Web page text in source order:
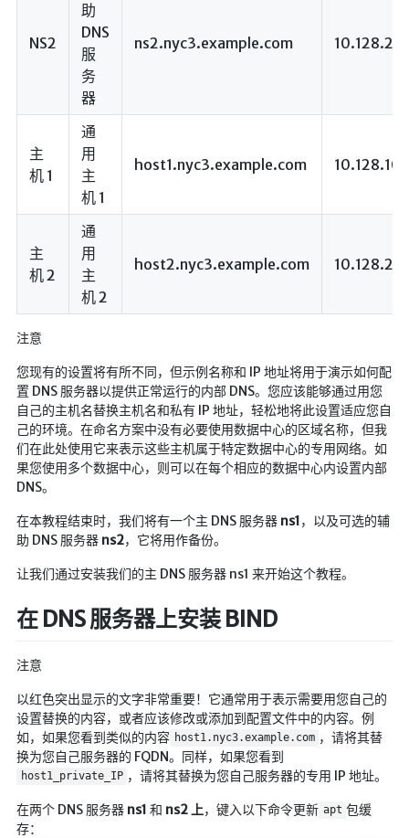
NS2
助
DNS
服
务
器
ns2.nyc3.example.com
主
机 1
通
用
主
机 1
host1.nyc3.example.com
主
机 2
通
用
主
机 2
host2.nyc3.example.com
注意
您现有的设置将有所不同，但示例名称和 IP 地址将用于演示如何配
置 DNS 服务器以提供正常运行的内部 DNS。您应该能够通过用您
自己的主机名替换主机名和私有 IP 地址，轻松地将此设置适应您自
己的环境。在命名方案中没有必要使用数据中心的区域名称，但我
们在此处使用它来表示这些主机属于特定数据中心的专用网络。如
果您使用多个数据中心，则可以在每个相应的数据中心内设置内部
DNS。
在本教程结束时，我们将有一个主 DNS 服务器 ns1 ，以及可选的辅
助 DNS 服务器 ns2，它将用作备份。
让我们通过安装我们的主 DNS 服务器 ns1 来开始这个教程。
在 DNS 服务器上安装 BIND
注意
以红色突出显示的文字非常重要！它通常用于表示需要用您自己的
设置替换的内容，或者应该修改或添加到配置文件中的内容。例
如，如果您看到类似的内容 host1.nyc3.example.com ，请将其替
换为您自己服务器的 FQDN。同样，如果您看到
host1_private_IP ，请将其替换为您自己服务器的专用 IP 地址。
在两个 DNS 服务器 ns1 和 ns2 上，键入以下命令更新 apt 包缓
存：
LaTeX公式编辑器
Mathlab教学
Web 技术教程
ffmpeg学习
VIP资源下载
发现中国
世界货币
找建筑 土木资源
🔨工具
帮你百度
文件传输
文件传输 自建
文库下载
图片加水印
查重软件
Aria2
个人网盘
Cloudreve
家庭网盘